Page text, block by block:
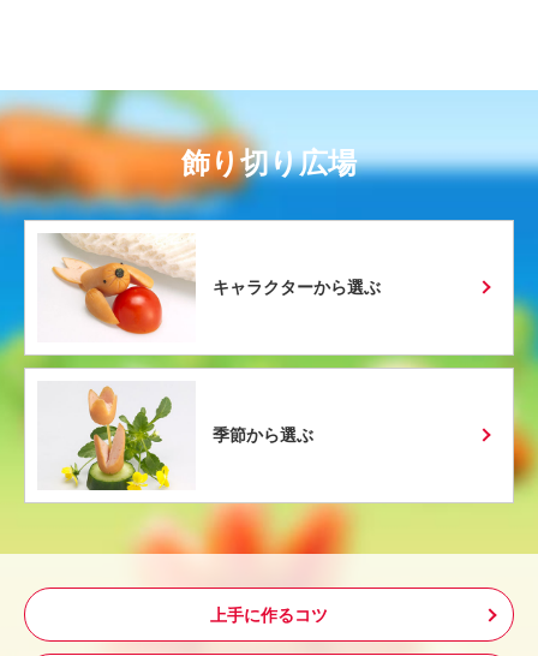
飾り切り広場
キャラクターから選ぶ
季節から選ぶ
上手に作るコツ